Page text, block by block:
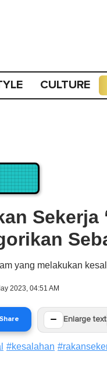
CULTURE
Sekerja
yang melakukan
2023, 04:51 AM
Share − Enlarge text
#kesalahan #